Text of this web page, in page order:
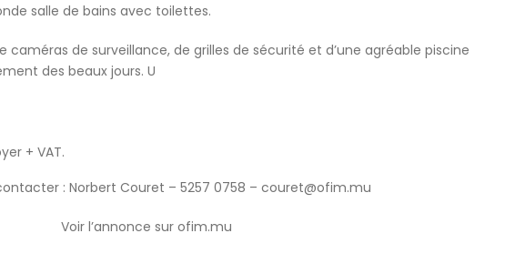
salle de bains avec toilettes.
de surveillance, de grilles de sécurité et d’une agréable piscine
des beaux jours. U
+ VAT.
: Norbert Couret – 5257 0758 – couret@ofim.mu
Voir l’annonce sur ofim.mu